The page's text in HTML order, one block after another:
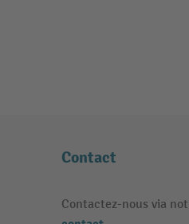
Contact
Contactez-nous via